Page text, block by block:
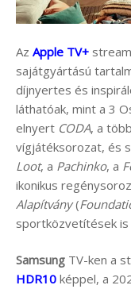
Az Apple TV+
sajátgyártású
díjnyertes és
láthatóak, mint a 3
elnyert CODA, a
vígjátéksorozat, és
Loot, a Pachinko, a
ikonikus
Alapítvány(
sportközvetítések
Samsung TV-ken a
HDR10 képpel, a